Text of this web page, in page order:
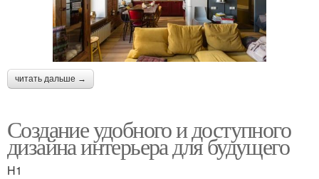
читать дальше →
Создание удобного и доступного
дизайна интерьера для будущего
H1